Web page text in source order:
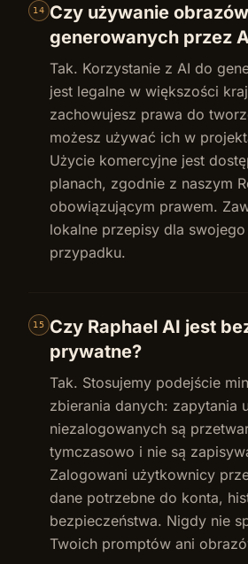
14
Czy używanie obrazów
generowanych przez
Tak. Korzystanie z AI do
jest legalne w większości
zachowujesz prawa do
możesz używać ich w
Użycie komercyjne jest
planach, zgodnie z naszym
obowiązującym prawem.
lokalne przepisy dla
przypadku.
15
Czy Raphael AI jest
prywatne?
Tak. Stosujemy podejście
zbierania danych: zapytania
niezalogowanych są
tymczasowo i nie są
Zalogowani użytkownicy
dane potrzebne do konta,
bezpieczeństwa. Nigdy nie
Twoich promptów ani